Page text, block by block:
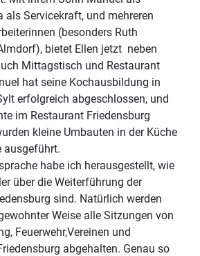
als Servicekraft, und mehreren
(besonders Ruth
bietet Ellen jetzt neben
Mittagstisch und Restaurant
hat seine Kochausbildung in
erfolgreich abgeschlossen, und
im Restaurant Friedensburg
kleine Umbauten in der Küche
ausgeführt.
habe ich herausgestellt, wie
über die Weiterführung der
sind. Natürlich werden
Weise alle Sitzungen von
Feuerwehr,Vereinen und
abgehalten. Genau so